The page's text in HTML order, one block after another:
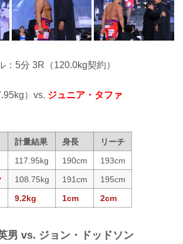
：5分 3R（120.0kg契約）
）vs. ジュニア・タファ
計量結果 身長
リーチ
117.95kg 190cm
193cm
108.75kg 191cm
195cm
9.2kg 1cm 2cm
男 vs. ジョン・ドッドソン